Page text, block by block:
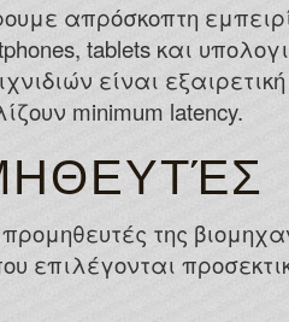
απρόσκοπτη
tablets και
είναι
minimum latency.
της
επιλέγονται